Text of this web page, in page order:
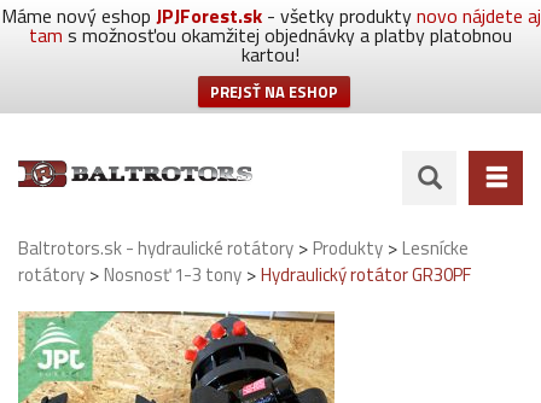
Máme nový eshop JPJForest.sk- všetky produktynovo nájdete aj
tam s možnosťou okamžitej objednávky a platby platobnou
kartou!
PREJSŤ NA ESHOP
Baltrotors.sk - hydraulické rotátory >Produkty >Lesnícke
rotátory >Nosnosť 1-3 tony >Hydraulický rotátor GR30PF